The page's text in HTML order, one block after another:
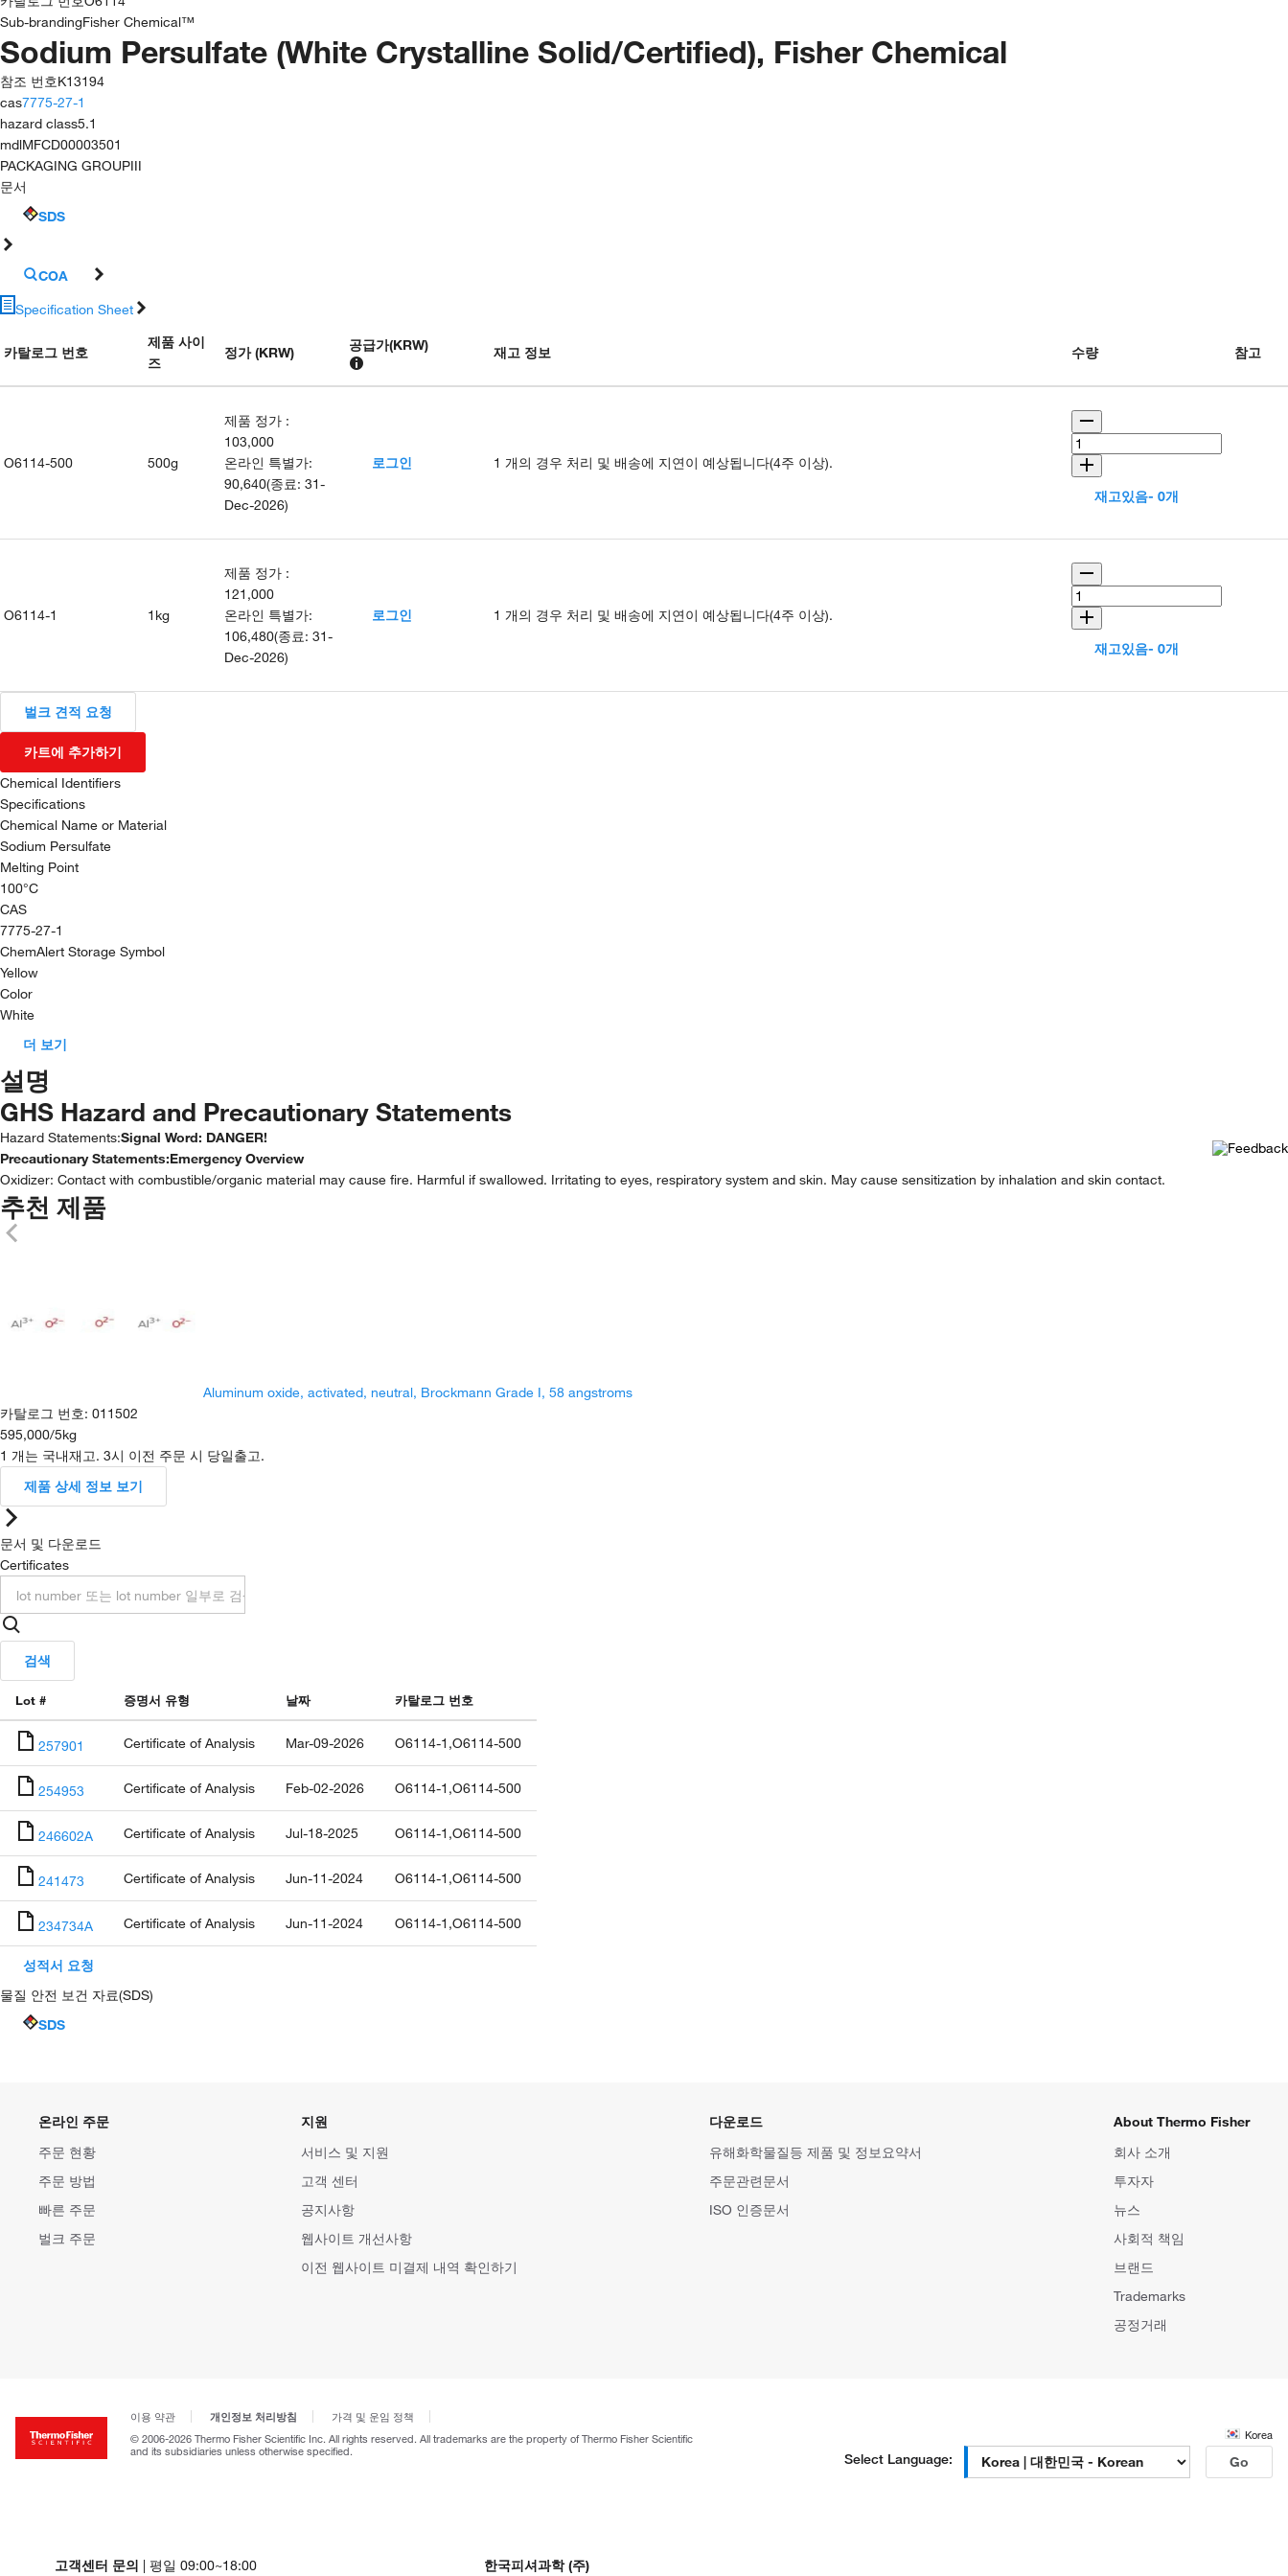
Sub-brandingFisher Chemical™
Sodium Persulfate (White Crystalline Solid/Certified), Fisher Chemical
참조 번호K13194
cas7775-27-1
hazard class5.1
mdlMFCD00003501
PACKAGING GROUPIII
문서
SDS
COA
Specification Sheet
카탈로그 번호
제품 사이
즈
정가 (KRW) 공급가(KRW) 재고 정보 수량 참고
O6114-500 500g
제품 정가 :
103,000
온라인 특별가:
90,640(종료: 31-
Dec-2026)
로그인 1 개의 경우 처리 및 배송에 지연이 예상됩니다(4주 이상).
재고있음- 0개
O6114-1 1kg
제품 정가 :
121,000
온라인 특별가:
106,480(종료: 31-
Dec-2026)
로그인 1 개의 경우 처리 및 배송에 지연이 예상됩니다(4주 이상).
재고있음- 0개
벌크 견적 요청
카트에 추가하기
Chemical Identifiers
Specifications
Chemical Name or Material
Sodium Persulfate
Melting Point
100°C
CAS
7775-27-1
ChemAlert Storage Symbol
Yellow
Color
White
더 보기
설명
GHS Hazard and Precautionary Statements
Hazard Statements:Signal Word: DANGER!
Precautionary Statements:Emergency Overview
Oxidizer: Contact with combustible/organic material may cause fire. Harmful if swallowed. Irritating to eyes, respiratory system and skin. May cause sensitization by inhalation and skin contact.
추천 제품
Aluminum oxide, activated, neutral, Brockmann Grade I, 58 angstroms
카탈로그 번호: 011502
595,000/5kg
1 개는 국내재고. 3시 이전 주문 시 당일출고.
제품 상세 정보 보기
문서 및 다운로드
Certificates
검색
Lot # 증명서 유형 날짜 카탈로그 번호
257901 Certificate of Analysis Mar-09-2026 O6114-1 ,O6114-500
254953 Certificate of Analysis Feb-02-2026 O6114-1 ,O6114-500
246602A Certificate of Analysis Jul-18-2025 O6114-1 ,O6114-500
241473 Certificate of Analysis Jun-11-2024 O6114-1 ,O6114-500
234734A Certificate of Analysis Jun-11-2024 O6114-1 ,O6114-500
성적서 요청
물질 안전 보건 자료(SDS)
SDS
온라인 주문
주문 현황
주문 방법
빠른 주문
벌크 주문
지원
서비스 및 지원
고객 센터
공지사항
웹사이트 개선사항
이전 웹사이트 미결제 내역 확인하기
다운로드
유해화학물질등 제품 및 정보요약서
주문관련문서
ISO 인증문서
About Thermo Fisher
회사 소개
투자자
뉴스
사회적 책임
브랜드
Trademarks
공정거래
이용 약관 개인정보 처리방침
가격 및 운임 정책
© 2006-2026 Thermo Fisher Scientific Inc. All rights reserved. All trademarks are the property of Thermo Fisher Scientific
and its subsidiaries unless otherwise specified.
Korea
Select Language: Go
고객센터 문의 | 평일 09:00~18:00 한국피셔과학 (주)